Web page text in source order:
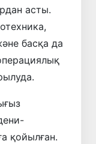
асты.
басқа да
қойылған.